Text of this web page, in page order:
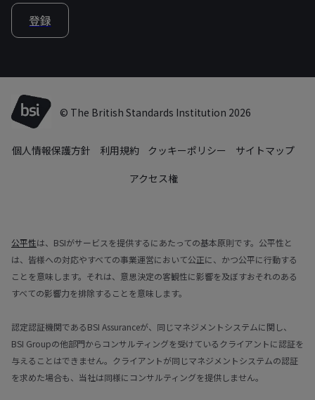
登録
© The British Standards Institution 2026
個人情報保護方針 利用規約 クッキーポリシー
サイトマップ
アクセス権
公平性は、BSIがサービスを提供するにあたっての基本原則です。公平性と
は、皆様への対応やすべての事業運営において公正に、かつ公平に行動する
ことを意味します。それは、意思決定の客観性に影響を及ぼすおそれのある
すべての影響力を排除することを意味します。
認定認証機関であるBSI Assuranceが、同じマネジメントシステムに関し、
BSI Groupの他部門からコンサルティングを受けているクライアントに認証を
与えることはできません。クライアントが同じマネジメントシステムの認証
を求めた場合も、当社は同様にコンサルティングを提供しません。